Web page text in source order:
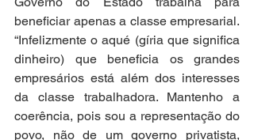
beneficiar apenas a classe empresarial.
“Infelizmente o aqué (gíria que significa
dinheiro) que beneficia os grandes
empresários está além dos interesses
da classe trabalhadora. Mantenho a
coerência, pois sou a representação do
povo, não de um governo privatista,